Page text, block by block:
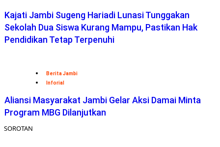
Kajati Jambi Sugeng Hariadi Lunasi Tunggakan
Sekolah Dua Siswa Kurang Mampu, Pastikan Hak
Pendidikan Tetap Terpenuhi
Berita Jambi
Inforial
Aliansi Masyarakat Jambi Gelar Aksi Damai Minta
Program MBG Dilanjutkan
SOROTAN